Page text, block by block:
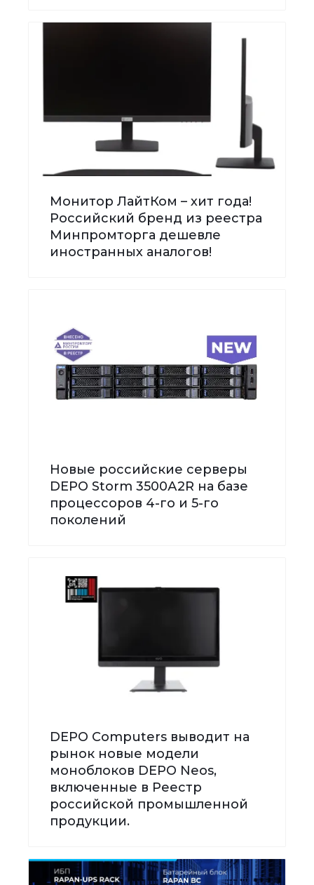
Монитор ЛайтКом – хит года!
Российский бренд из реестра
Минпромторга дешевле
иностранных аналогов!
Новые российские серверы
DEPO Storm 3500А2R на базе
процессоров 4-го и 5-го
поколений
DEPO Computers выводит на
рынок новые модели
моноблоков DEPO Neos,
включенные в Реестр
российской промышленной
продукции.